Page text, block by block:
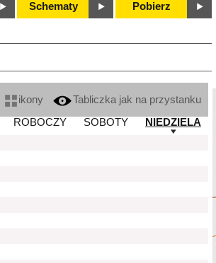
Schematy Pobierz
ikony
Tabliczka jak na przystanku
ROBOCZY
SOBOTY
NIEDZIELA